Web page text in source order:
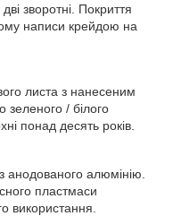
зворотні. Покриття
написи крейдою на
листа з нанесеним
/ білого
понад десять років.
алюмінію.
пластмаси
використання.